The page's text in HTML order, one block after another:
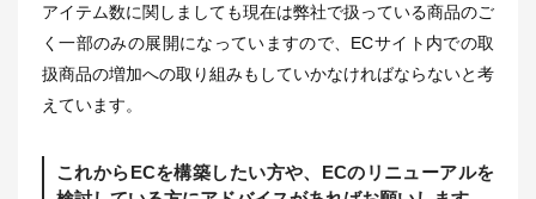
アイテム数に関しましても現在は弊社で扱っている商品のご
く一部のみの展開になっていますので、ECサイト内での取
扱商品の増加への取り組みもしていかなければならないと考
えています。
これからECを構築したい方や、ECのリニューアルを